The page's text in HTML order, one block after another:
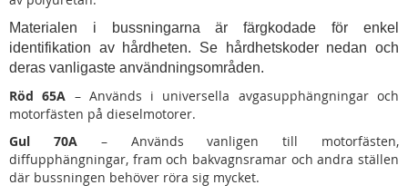
Materialen i bussningarna är färgkodade för enkel
identifikation av hårdheten. Se hårdhetskoder nedan och
deras vanligaste användningsområden.
Röd 65A – Används i universella avgasupphängningar och
motorfästen på dieselmotorer.
Gul 70A– Används vanligen till motorfästen,
diffupphängningar, fram och bakvagnsramar och andra ställen
där bussningen behöver röra sig mycket.